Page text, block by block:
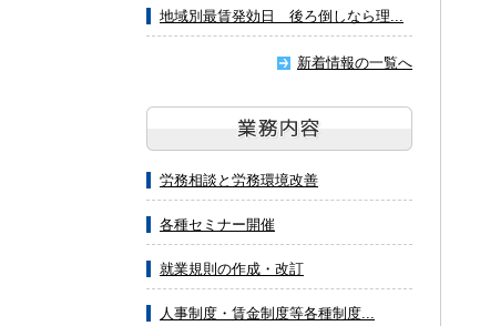
地域別最賃発効日 後ろ倒しなら理...
新着情報の一覧へ
労務相談と労務環境改善
各種セミナー開催
就業規則の作成・改訂
人事制度・賃金制度等各種制度...